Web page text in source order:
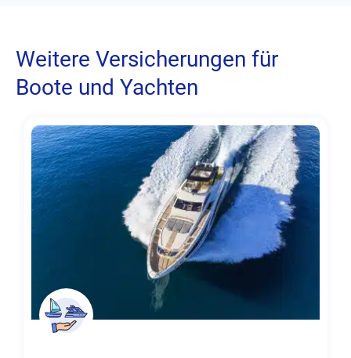
Weitere Versicherungen für
Boote und Yachten